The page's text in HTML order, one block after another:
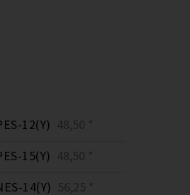
12(Y) 48,50 *
15(Y) 48,50 *
14(Y) 56,25 *